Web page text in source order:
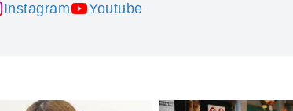
Instagram Youtube